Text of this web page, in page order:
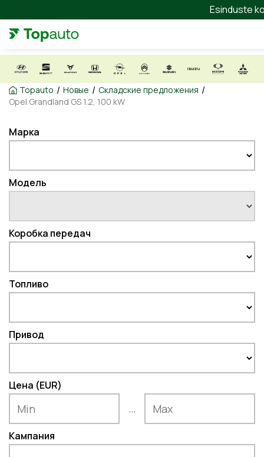
Esinduste
Topauto / Новые / Складские предложения /
Opel Grandland GS 1.2, 100 kW
Марка
Модель
Коробка передач
Топливо
Привод
Цена (EUR)
...
Кампания